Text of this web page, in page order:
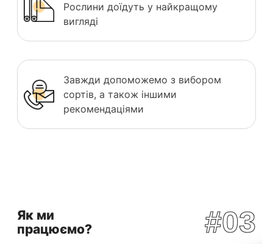
Рослини доїдуть у найкращому
вигляді
Завжди допоможемо з вибором
сортів, а також іншими
рекомендаціями
Як ми
працюємо?
#03